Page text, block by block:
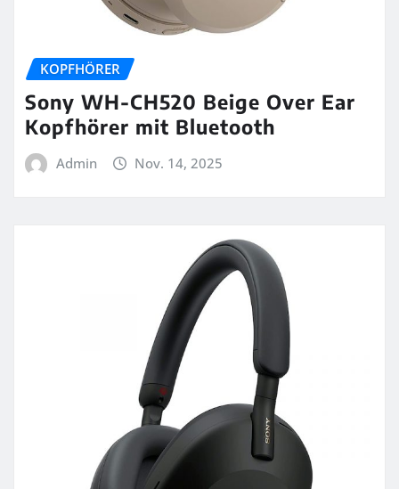
KOPFHÖRER
Sony WH-CH520 Beige Over Ear
Kopfhörer mit Bluetooth
Admin Nov. 14, 2025